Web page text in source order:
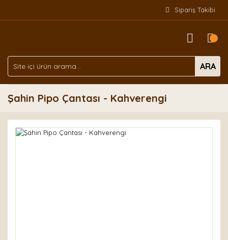
Sipariş Takibi
ARA
Şahin Pipo Çantası - Kahverengi